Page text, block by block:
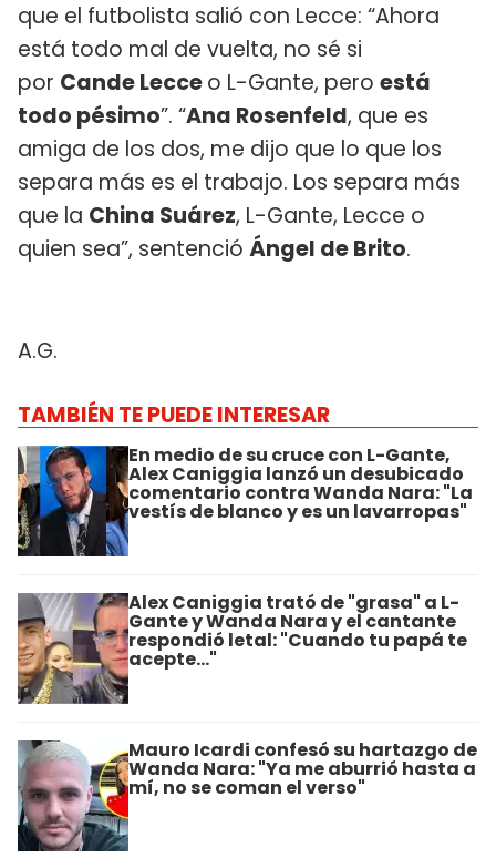
que el futbolista salió con Lecce: “Ahora
está todo mal de vuelta, no sé si
por Cande Lecceo L-Gante, pero está
todo pésimo”. “Ana Rosenfeld, que es
amiga de los dos, me dijo que lo que los
separa más es el trabajo. Los separa más
que la China Suárez, L-Gante, Lecce o
quien sea”, sentenció Ángel de Brito.
A.G.
TAMBIÉN TE PUEDE INTERESAR
En medio de su cruce con L-Gante,
Alex Caniggia lanzó un desubicado
comentario contra Wanda Nara: "La
vestís de blanco y es un lavarropas"
Alex Caniggia trató de "grasa" a L-
Gante y Wanda Nara y el cantante
respondió letal: "Cuando tu papá te
acepte..."
Mauro Icardi confesó su hartazgo de
Wanda Nara: "Ya me aburrió hasta a
mí, no se coman el verso"